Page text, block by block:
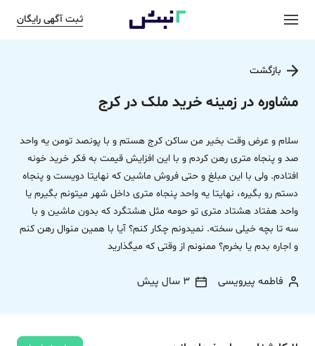
ثبت آگهی رایگان
بازگشت
مشاوره در زمینه خرید ملک در کرج
سلام و عرض وقت بخیر من ساکن کرج هستم و با پونصد تومن یه واحد
صد و پنجاه متری رهن کردم و با این افزایش قیمت به فکر خرید خونه
افتادم. ولی با این مبلغ و حتی فروش ماشین که نهایتا دویست و پنجاه
دستم رو بگیره، نهایتا یه واحد پنجاه متری داخل شهر میتونم بگیرم یا
واحد هفتاد هشتاد متری تو حومه مثل هشتگرد که بدون ماشین و با
سه تا بچه خیلی سخته. نمیدونم چکار کنم؟ آیا با همین منوال رهن کنم
و اجاره بدم یا بخرم؟ ممنونم از وقتی که میگذارید
فاطمه پیرویسی 3 سال پیش